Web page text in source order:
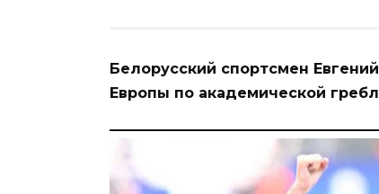
Белорусский спортсмен
Европы по академической